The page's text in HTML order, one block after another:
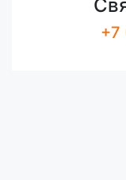
+7